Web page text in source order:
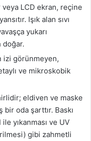
LCD ekran, reçine
Işık alan sıvı
yukarı
doğar.
izi görünmeyen,
ve mikroskobik
eldiven ve maske
bir oda şarttır. Baskı
yıkanması ve UV
gibi zahmetli